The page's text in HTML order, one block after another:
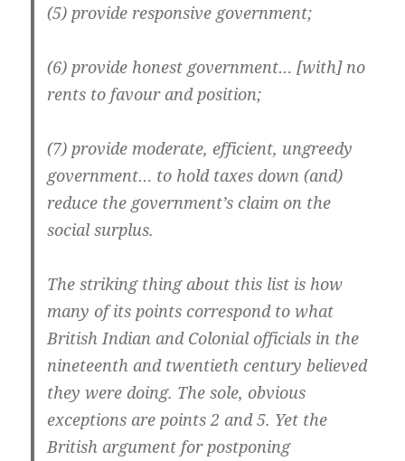
(5) provide responsive government;
(6) provide honest government… [with] no
rents to favour and position;
(7) provide moderate, efficient, ungreedy
government… to hold taxes down (and)
reduce the government’s claim on the
social surplus.
The striking thing about this list is how
many of its points correspond to what
British Indian and Colonial officials in the
nineteenth and twentieth century believed
they were doing. The sole, obvious
exceptions are points 2 and 5. Yet the
British argument for postponing